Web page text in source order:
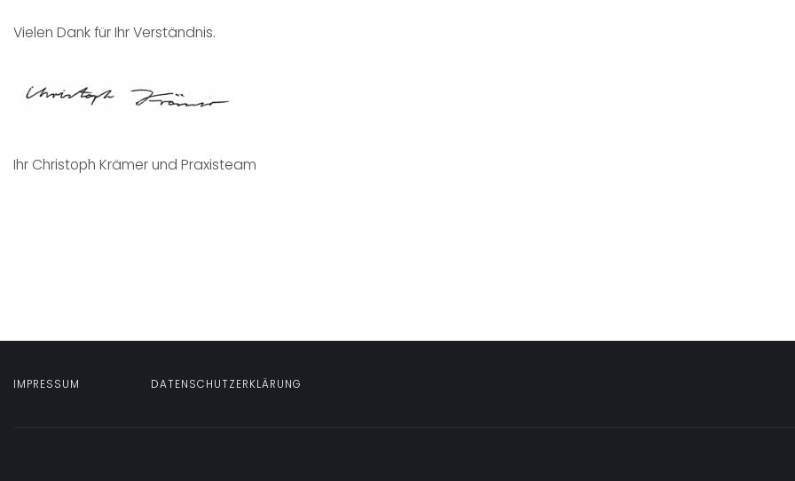
Vielen Dank für Ihr Verständnis.
Ihr Christoph Krämer und Praxisteam
IMPRESSUM DATENSCHUTZERKLÄRUNG